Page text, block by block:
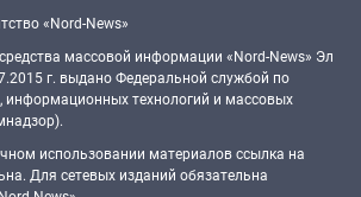
«Nord-News»
массовой информации «Nord-News» Эл
г. выдано Федеральной службой по
информационных технологий и массовых
использовании материалов ссылка на
Для сетевых изданий обязательна